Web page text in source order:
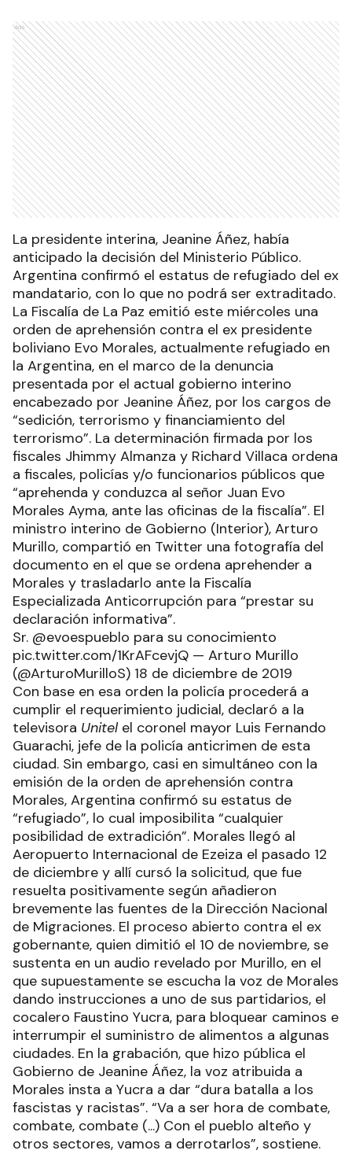
Ads
La presidente interina, Jeanine Áñez, había
anticipado la decisión del Ministerio Público.
Argentina confirmó el estatus de refugiado del ex
mandatario, con lo que no podrá ser extraditado.
La Fiscalía de La Paz emitió este miércoles una
orden de aprehensión contra el ex presidente
boliviano Evo Morales, actualmente refugiado en
la Argentina, en el marco de la denuncia
presentada por el actual gobierno interino
encabezado por Jeanine Áñez, por los cargos de
“sedición, terrorismo y financiamiento del
terrorismo”. La determinación firmada por los
fiscales Jhimmy Almanza y Richard Villaca ordena
a fiscales, policías y/o funcionarios públicos que
“aprehenda y conduzca al señor Juan Evo
Morales Ayma, ante las oficinas de la fiscalía”. El
ministro interino de Gobierno (Interior), Arturo
Murillo, compartió en Twitter una fotografía del
documento en el que se ordena aprehender a
Morales y trasladarlo ante la Fiscalía
Especializada Anticorrupción para “prestar su
declaración informativa”.
Sr. @evoespueblo para su conocimiento
pic.twitter.com/1KrAFcevjQ — Arturo Murillo
(@ArturoMurilloS) 18 de diciembre de 2019
Con base en esa orden la policía procederá a
cumplir el requerimiento judicial, declaró a la
televisora Unitel el coronel mayor Luis Fernando
Guarachi, jefe de la policía anticrimen de esta
ciudad. Sin embargo, casi en simultáneo con la
emisión de la orden de aprehensión contra
Morales, Argentina confirmó su estatus de
“refugiado”, lo cual imposibilita “cualquier
posibilidad de extradición”. Morales llegó al
Aeropuerto Internacional de Ezeiza el pasado 12
de diciembre y allí cursó la solicitud, que fue
resuelta positivamente según añadieron
brevemente las fuentes de la Dirección Nacional
de Migraciones. El proceso abierto contra el ex
gobernante, quien dimitió el 10 de noviembre, se
sustenta en un audio revelado por Murillo, en el
que supuestamente se escucha la voz de Morales
dando instrucciones a uno de sus partidarios, el
cocalero Faustino Yucra, para bloquear caminos e
interrumpir el suministro de alimentos a algunas
ciudades. En la grabación, que hizo pública el
Gobierno de Jeanine Áñez, la voz atribuida a
Morales insta a Yucra a dar “dura batalla a los
fascistas y racistas”. “Va a ser hora de combate,
combate, combate (...) Con el pueblo alteño y
otros sectores, vamos a derrotarlos”, sostiene.